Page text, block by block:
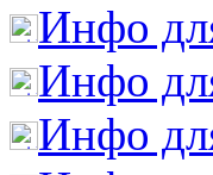
Инфо
Инфо
Инфо